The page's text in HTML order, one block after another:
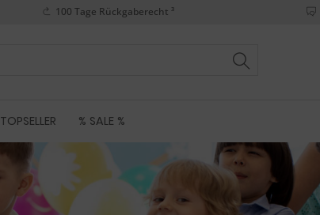
100 Tage Rückgaberecht ³
TOPSELLER % SALE %